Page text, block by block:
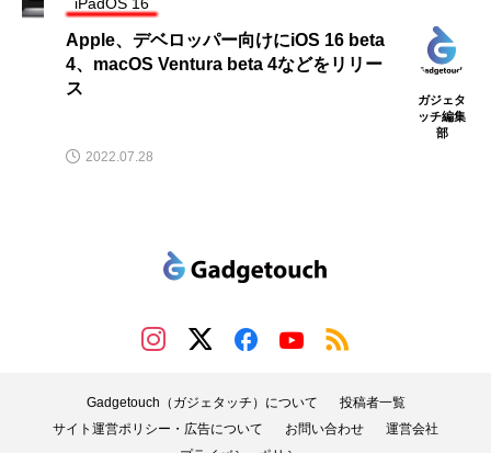
iPadOS 16
Apple、デベロッパー向けにiOS 16 beta
4、macOS Ventura beta 4などをリリー
ス
ガジェタ
ッチ編集
部
2022.07.28
Gadgetouch（ガジェタッチ）について
投稿者一覧
サイト運営ポリシー・広告について
お問い合わせ
運営会社